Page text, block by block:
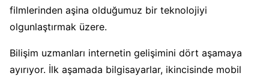
filmlerinden aşina olduğumuz bir teknolojiyi
olgunlaştırmak üzere.
Bilişim uzmanları internetin gelişimini dört aşamaya
ayırıyor. İlk aşamada bilgisayarlar, ikincisinde mobil